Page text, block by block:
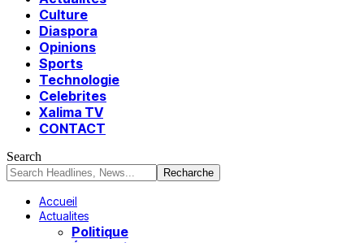
Culture
Diaspora
Opinions
Sports
Technologie
Celebrites
Xalima TV
CONTACT
Search
Accueil
Actualites
Politique